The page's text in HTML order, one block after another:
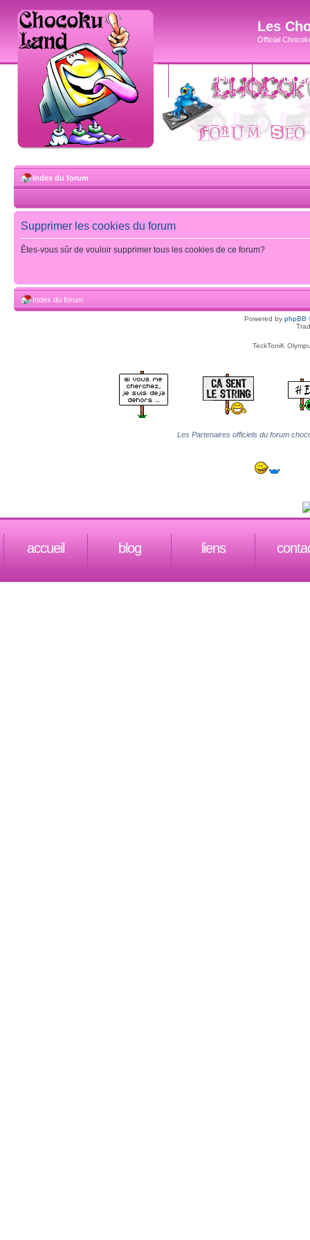
Les
Official
accueil blog
Index du forum
Supprimer les cookies du forum
Êtes-vous sûr de vouloir supprimer tous les cookies de ce forum?
Index du forum
Powered by phpBB
TeckToniK
Les Partenaires officiels du forum
accueil blog liens